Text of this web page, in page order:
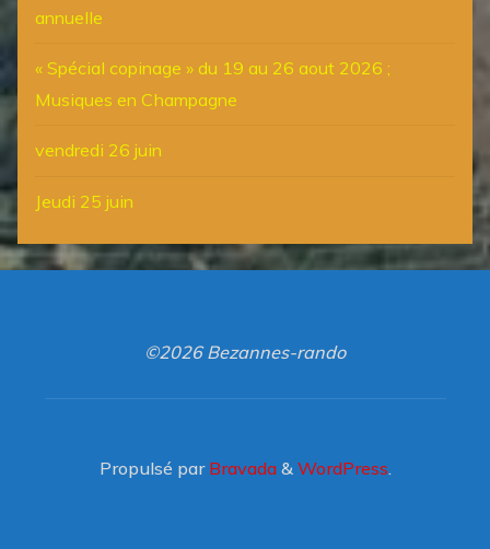
annuelle
« Spécial copinage » du 19 au 26 aout 2026 ;
Musiques en Champagne
vendredi 26 juin
Jeudi 25 juin
©2026 Bezannes-rando
Propulsé parBravada& WordPress.